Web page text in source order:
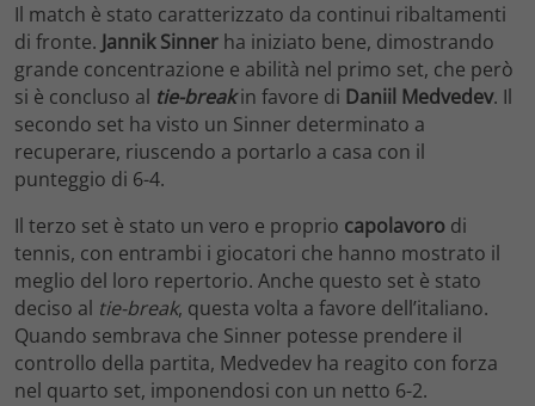
Il match è stato caratterizzato da continui ribaltamenti
di fronte. Jannik Sinner ha iniziato bene, dimostrando
grande concentrazione e abilità nel primo set, che però
si è concluso al tie-breakin favore di Daniil Medvedev. Il
secondo set ha visto un Sinner determinato a
recuperare, riuscendo a portarlo a casa con il
punteggio di 6-4.
Il terzo set è stato un vero e proprio capolavoro di
tennis, con entrambi i giocatori che hanno mostrato il
meglio del loro repertorio. Anche questo set è stato
deciso al tie-break, questa volta a favore dell’italiano.
Quando sembrava che Sinner potesse prendere il
controllo della partita, Medvedev ha reagito con forza
nel quarto set, imponendosi con un netto 6-2.